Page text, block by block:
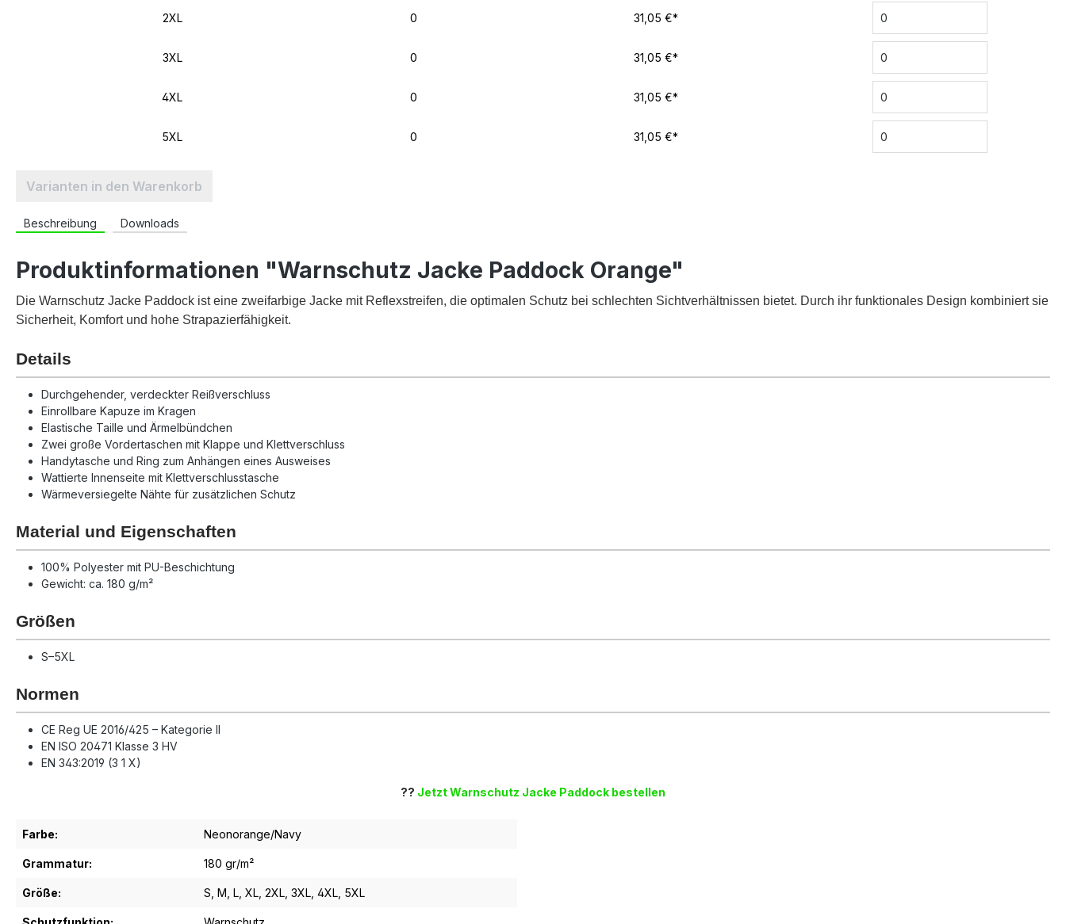
2XL 0 31,05 €*
3XL 0 31,05 €*
4XL 0 31,05 €*
5XL 0 31,05 €*
Varianten in den Warenkorb
Beschreibung Downloads
Produktinformationen "Warnschutz Jacke Paddock Orange"
Die Warnschutz Jacke Paddock ist eine zweifarbige Jacke mit Reflexstreifen, die optimalen Schutz bei schlechten Sichtverhältnissen bietet. Durch ihr funktionales Design kombiniert sie
Sicherheit, Komfort und hohe Strapazierfähigkeit.
Details
Durchgehender, verdeckter Reißverschluss
Einrollbare Kapuze im Kragen
Elastische Taille und Ärmelbündchen
Zwei große Vordertaschen mit Klappe und Klettverschluss
Handytasche und Ring zum Anhängen eines Ausweises
Wattierte Innenseite mit Klettverschlusstasche
Wärmeversiegelte Nähte für zusätzlichen Schutz
Material und Eigenschaften
100% Polyester mit PU-Beschichtung
Gewicht: ca. 180 g/m²
Größen
S–5XL
Normen
CE Reg UE 2016/425 – Kategorie II
EN ISO 20471 Klasse 3 HV
EN 343:2019 (3 1 X)
?? Jetzt Warnschutz Jacke Paddock bestellen
Farbe: Neonorange/Navy
Grammatur: 180 gr/m²
Größe: S , M , L , XL , 2XL , 3XL , 4XL , 5XL